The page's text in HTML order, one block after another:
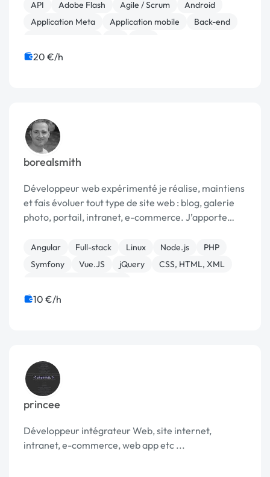
exemples de développements sur mesure : Web &
mobile Intran...
API Adobe Flash Agile / Scrum
Android
Application Meta
Application mobile
Back-end
20 €/h
borealsmith
Développeur web expérimenté je réalise, maintiens
et fais évoluer tout type de site web : blog, galerie
photo, portail, intranet, e-commerce. J’apporte
choix du nom de domaine, l’hébergement du site ...
Angular Full-stack Linux Node.js
PHP
Symfony
Vue.JS jQuery
CSS, HTML, XML
10 €/h
princee
Développeur intégrateur Web, site internet,
intranet, e-commerce, web app etc ...